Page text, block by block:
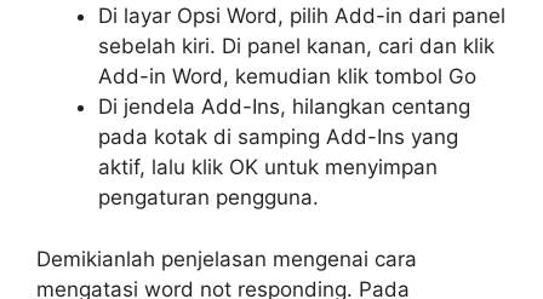
Di layar Opsi Word, pilih Add-in dari panel
sebelah kiri. Di panel kanan, cari dan klik
Add-in Word, kemudian klik tombol Go
Di jendela Add-Ins, hilangkan centang
pada kotak di samping Add-Ins yang
aktif, lalu klik OK untuk menyimpan
pengaturan pengguna.
Demikianlah penjelasan mengenai cara
mengatasi word not responding. Pada